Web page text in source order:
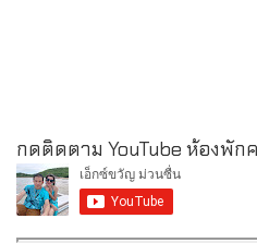
กดติดตาม YouTube ห้องพัก